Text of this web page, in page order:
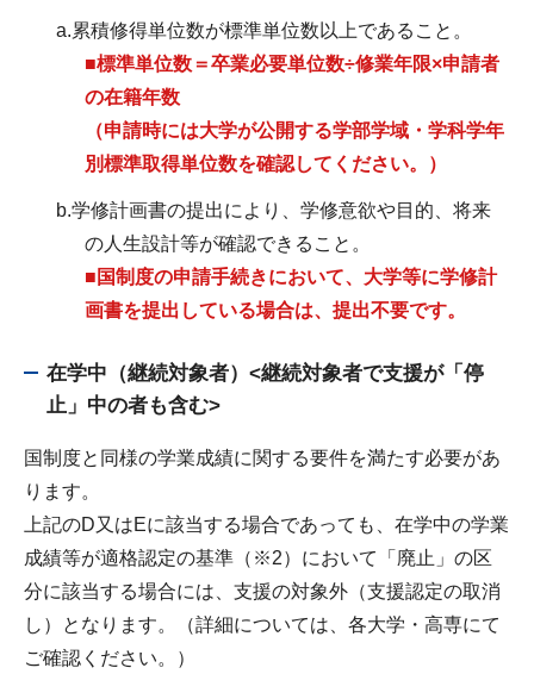
a.累積修得単位数が標準単位数以上であること。
■標準単位数＝卒業必要単位数÷修業年限×申請者
の在籍年数
（申請時には大学が公開する学部学域・学科学年
別標準取得単位数を確認してください。）
b.学修計画書の提出により、学修意欲や目的、将来
の人生設計等が確認できること。
■国制度の申請手続きにおいて、大学等に学修計
画書を提出している場合は、提出不要です。
在学中（継続対象者）<継続対象者で支援が「停
止」中の者も含む>
国制度と同様の学業成績に関する要件を満たす必要があ
ります。
上記のD又はEに該当する場合であっても、在学中の学業
成績等が適格認定の基準（※2）において「廃止」の区
分に該当する場合には、支援の対象外（支援認定の取消
し）となります。（詳細については、各大学・高専にて
ご確認ください。）